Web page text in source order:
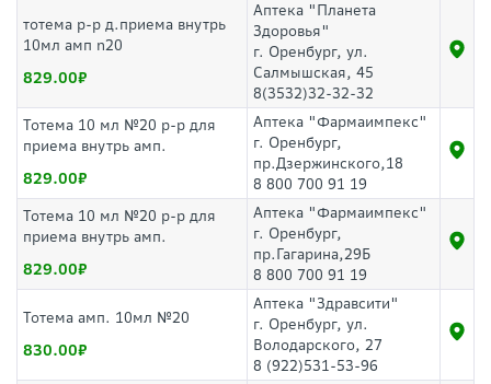
тотема р-р д.приема внутрь
10мл амп n20
829.00
Аптека "Планета
Здоровья"
г. Оренбург, ул.
Салмышская, 45
8(3532)32-32-32
Тотема 10 мл №20 р-р для
приема внутрь амп.
829.00
Аптека "Фармаимпекс"
г. Оренбург,
пр.Дзержинского,18
8 800 700 91 19
Тотема 10 мл №20 р-р для
приема внутрь амп.
829.00
Аптека "Фармаимпекс"
г. Оренбург,
пр.Гагарина,29Б
8 800 700 91 19
Тотема амп. 10мл №20
830.00
Аптека "Здравсити"
г. Оренбург, ул.
Володарского, 27
8 (922)531-53-96